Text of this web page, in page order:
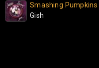
Smashing Pumpkins
Gish